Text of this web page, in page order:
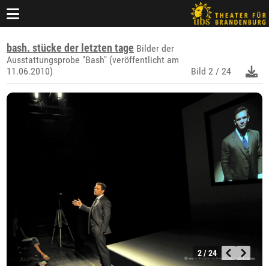
bash. stücke der letzten tage Bilder der
Ausstattungsprobe "Bash" (veröffentlicht am
11.06.2010)
Bild 2 / 24
2 / 24